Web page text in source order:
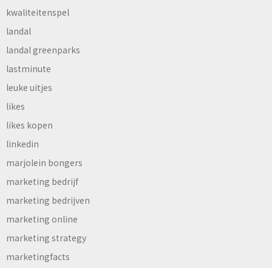
kwaliteitenspel
landal
landal greenparks
lastminute
leuke uitjes
likes
likes kopen
linkedin
marjolein bongers
marketing bedrijf
marketing bedrijven
marketing online
marketing strategy
marketingfacts